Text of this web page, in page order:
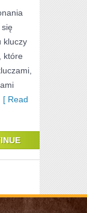
PRODUKTÓW
kluczy
które
[ Read